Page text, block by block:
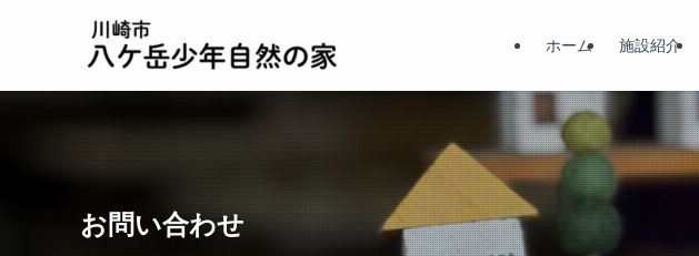
ホーム 施設紹介
お問い合わせ